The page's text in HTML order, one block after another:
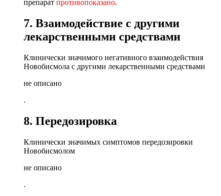
препарат противопоказано.
7. Взаимодействие с другими
лекарственными средствами
Клинически значимого негативного взаимодействия
Новобисмола с другими лекарственными средствами
не описано
.
8. Передозировка
Клинически значимых симптомов передозировки
Новобисмолом
не описано
.